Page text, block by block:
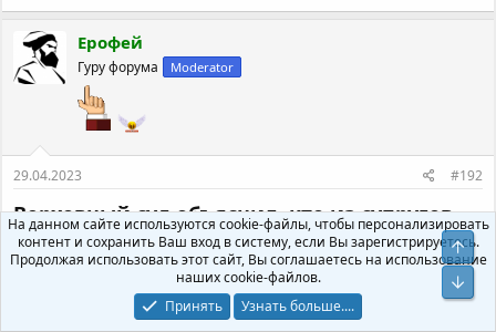
Ерофей
Гуру форума Moderator
29.04.2023 #192
Верховный суд объяснил, кто из супругов -
хозяин купленной перед свадьбой
квартиры
Раздел нажитого в браке имущества - самый сложный и
На данном сайте используются cookie-файлы, чтобы персонализировать
контент и сохранить Ваш вход в систему, если Вы зарегистрируетесь.
Продолжая использовать этот сайт, Вы соглашаетесь на использование
наших cookie-файлов.
Принять
Узнать больше....